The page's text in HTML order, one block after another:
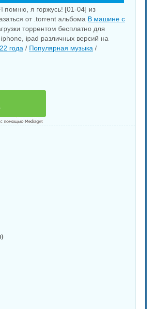
помню, я горжусь! [01-04] из
от .torrent альбома В машине с
торрентом бесплатно для
ipad различных версий на
года / Популярная музыка /